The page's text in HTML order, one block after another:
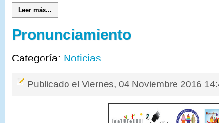
Leer más...
Pronunciamiento
Categoría: Noticias
Publicado el Viernes, 04 Noviembre 2016